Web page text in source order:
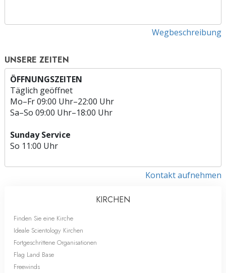
Wegbeschreibung
UNSERE ZEITEN
ÖFFNUNGSZEITEN
Täglich geöffnet
Mo–Fr09:00 Uhr–22:00 Uhr
Sa–So 09:00 Uhr–18:00 Uhr
Sunday Service
So 11:00 Uhr
Kontakt aufnehmen
KIRCHEN
Finden Sie eine Kirche
Ideale Scientology Kirchen
Fortgeschrittene Organisationen
Flag Land Base
Freewinds